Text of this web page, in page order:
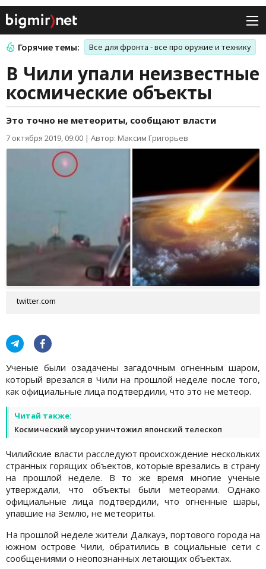
Горячие темы: Все для фронта - все про оружие и технику
В Чили упали неизвестные
космические объекты
Это точно не метеориты, сообщают власти
7 октября 2019, 09:00 | Автор: Максим Григорьев
twitter.com
Ученые были озадачены загадочным огненным шаром,
который врезался в Чили на прошлой неделе после того,
как официальные лица подтвердили, что это не метеор.
Читай также:
Космический мусор уничтожил японский телескоп
Чилийские власти расследуют происхождение нескольких
странных горящих объектов, которые врезались в страну
на прошлой неделе. В то же время многие ученые
утверждали, что объекты были метеорами. Однако
официальные лица подтвердили, что огненные шары,
упавшие на Землю, не метеориты.
На прошлой неделе жители Далкауэ, портового города на
южном острове Чили, обратились в социальные сети с
сообщениями о неопознанных летающих объектах.